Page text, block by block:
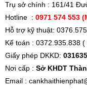
Trụ sở chính : 161/41
Hotline : 0971 574 553
Hỗ trợ kỹ thuật:
Kế toán : 0372.935.838
Giấy phép DKKD:
Nơi cấp : Sở KHDT
Email :